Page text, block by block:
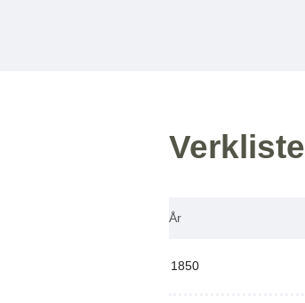
Verkliste
År
1850